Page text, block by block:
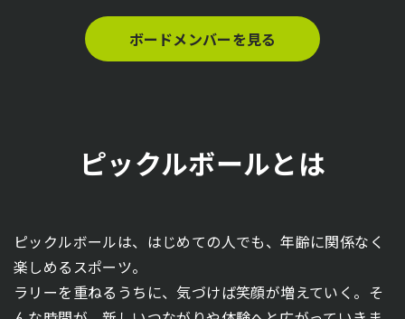
ボードメンバーを見る
ピックルボールとは
ピックルボールは、はじめての人でも、年齢に関係なく
楽しめるスポーツ。
ラリーを重ねるうちに、気づけば笑顔が増えていく。そ